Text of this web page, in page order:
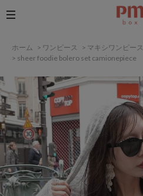
ホーム > ワンピース > マキシワンピース
> sheer foodie bolero set camionepiece